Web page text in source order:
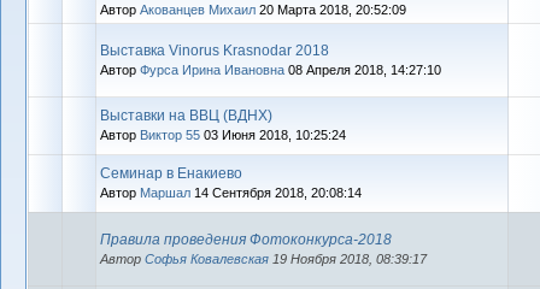
Автор Акованцев Михаил 20 Марта 2018, 20:52:09
Выставка Vinorus Krasnodar 2018
Автор Фурса Ирина Ивановна 08 Апреля 2018, 14:27:10
Выставки на ВВЦ (ВДНХ)
Автор Виктор 55 03 Июня 2018, 10:25:24
Семинар в Енакиево
Автор Маршал 14 Сентября 2018, 20:08:14
Правила проведения Фотоконкурса-2018
Автор Софья Ковалевская 19 Ноября 2018, 08:39:17